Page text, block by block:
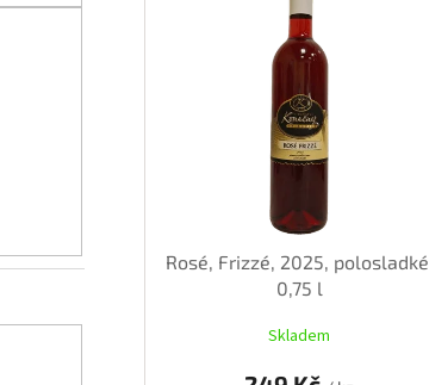
Rosé, Frizzé, 2025, polosladké,
0,75 l
Skladem